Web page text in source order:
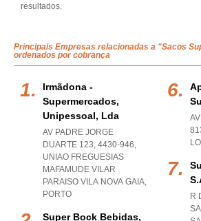
resultados.
Principais Empresas relacionadas a "Sacos
ordenados por cobrança
Irmãdona -
Supermercados,
Unipessoal, Lda
AV PADRE JORGE
DUARTE 123, 4430-946,
UNIAO FREGUESIAS
MAFAMUDE VILAR
PARAISO VILA NOVA GAIA,
PORTO
Super Bock Bebidas,
R